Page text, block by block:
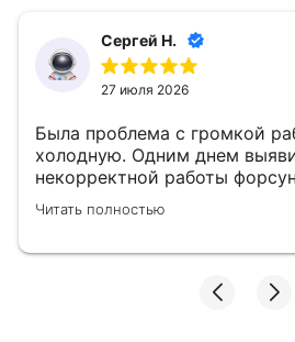
Сергей Н.
27 июля 2026
Была проблема с громкой
холодную. Одним днем
некорректной работы
👍
Читать полностью